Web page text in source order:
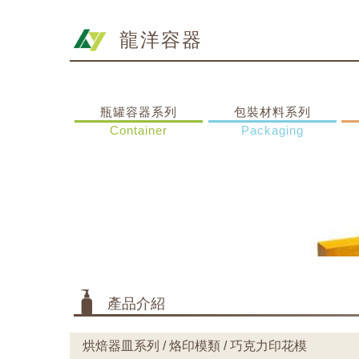
龍洋容器
瓶罐容器系列
Container
包裝材料系列
Packaging
產品介紹
烘焙器皿系列 / 烙印模類 / 巧克力印花模